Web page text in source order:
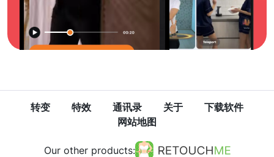
转变 特效 通讯录 关于
下载软件
网站地图
Our other products: